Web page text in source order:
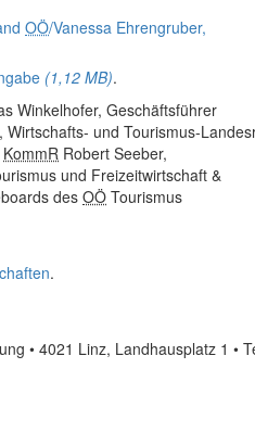
OÖ/Vanessa Ehrengruber,
(1,12 MB).
Winkelhofer, Geschäftsführer
und Tourismus-
KommR Robert Seeber,
und Freizeitwirtschaft &
des OÖ Tourismus
.
• 4021 Linz, Landhausplatz 1 •